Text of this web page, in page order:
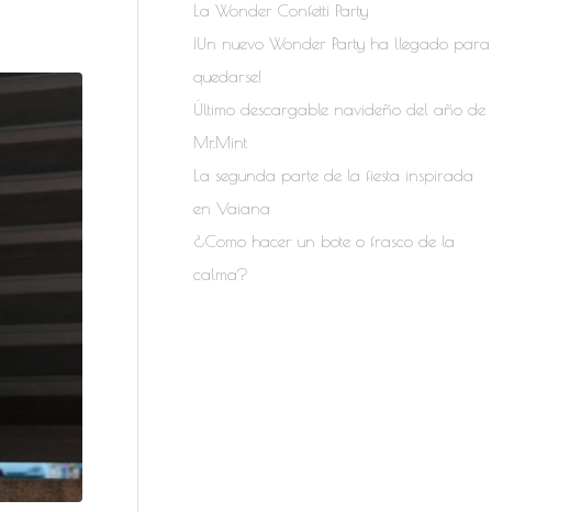
La Wonder Confetti Party
¡Un nuevo Wonder Party ha llegado para
quedarse!
Último descargable navideño del año de
Mr.Mint
La segunda parte de la fiesta inspirada
en Vaiana
¿Como hacer un bote o frasco de la
calma?